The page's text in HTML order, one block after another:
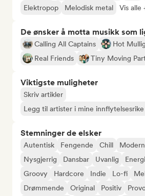
Elektropop
Melodisk metal Vis alle
De ønsker å motta musikk som
Calling All Captains Hot
Real Friends
Tiny Moving
Viktigste muligheter
Skriv artikler
Legg til artister i mine
Stemninger de elsker
Autentisk Fengende Chill
Nysgjerrig
Dansbar Uvanlig
Groovy
Hardcore Indie Lo-fi
Drømmende
Original Positiv